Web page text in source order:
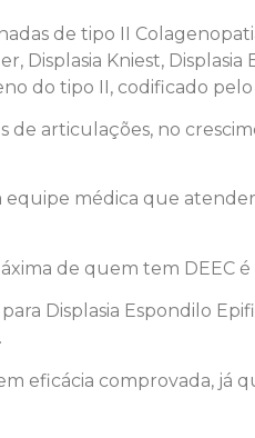
de tipo II
Kniest, Displasia
do tipo II, codificado pelo
articulações, no
médica que
de quem tem DEEC é
Displasia Espondilo
eficácia comprovada, já